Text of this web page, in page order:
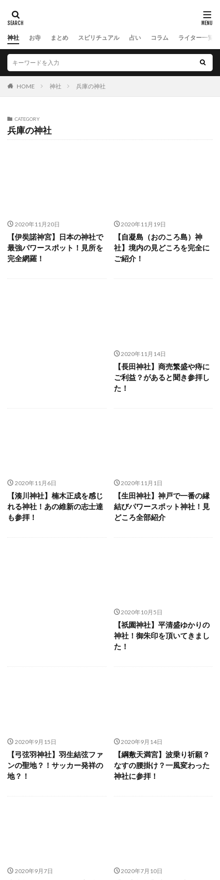
神社 お寺 まとめ スピリチュアル 占い コラム ライター一覧
HOME 神社 兵庫の神社
CATEGORY
兵庫の神社
2020年11月20日
【伊奘諾神宮】日本の神社で
最強パワースポット！見所を
完全網羅！
2020年11月19日
【自凝島（おのころ島）神
社】境内の見どころを完全に
ご紹介！
2020年11月14日
【長田神社】商売繁盛や痔に
ご利益？があると聞き参拝し
た！
2020年11月6日
【湊川神社】楠木正成を感じ
れる神社！あの維新の志士達
も参拝！
2020年11月1日
【生田神社】神戸で一番の縁
結びパワースポット神社！見
どころ全部紹介
2020年10月5日
【祇園神社】平清盛ゆかりの
神社！御朱印を頂いてきまし
た！
2020年9月15日
【弓弦羽神社】羽生結弦ファ
ンの聖地？！サッカー発祥の
地？！
2020年9月14日
【綱敷天満宮】波乗り祈願？
なすの腰掛け？一風変わった
神社に参拝！
2020年9月7日 2020年7月10日